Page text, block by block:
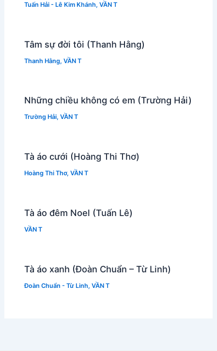
Tuấn Hải - Lê Kim Khánh, VẦN T
Tâm sự đời tôi (Thanh Hằng)
Thanh Hằng, VẦN T
Những chiều không có em (Trường Hải)
Trường Hải, VẦN T
Tà áo cưới (Hoàng Thi Thơ)
Hoàng Thi Thơ, VẦN T
Tà áo đêm Noel (Tuấn Lê)
VẦN T
Tà áo xanh (Đoàn Chuẩn – Từ Linh)
Đoàn Chuẩn - Từ Linh, VẦN T